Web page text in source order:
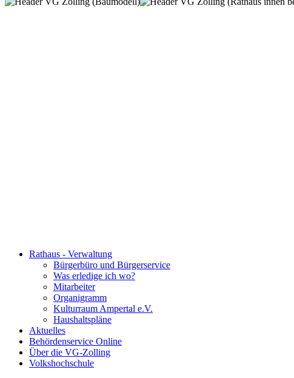
Rathaus - Verwaltung
Bürgerbüro und Bürgerservice
Was erledige ich wo?
Mitarbeiter
Organigramm
Kulturraum Ampertal e.V.
Haushaltspläne
Aktuelles
Behördenservice Online
Über die VG-Zolling
Volkshochschule